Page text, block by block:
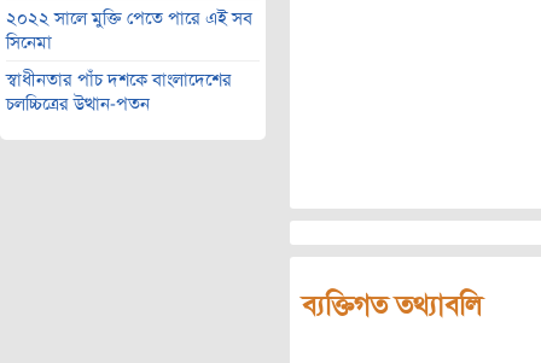
২০২২ সালে মুক্তি পেতে পারে এই সব
সিনেমা
স্বাধীনতার পাঁচ দশকে বাংলাদেশের
চলচ্চিত্রের উত্থান-পতন
ব্যক্তিগত তথ্যাবলি